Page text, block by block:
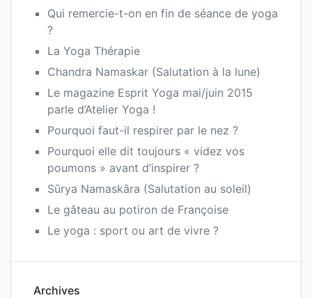
Qui remercie-t-on en fin de séance de yoga
?
La Yoga Thérapie
Chandra Namaskar (Salutation à la lune)
Le magazine Esprit Yoga mai/juin 2015
parle d’Atelier Yoga !
Pourquoi faut-il respirer par le nez ?
Pourquoi elle dit toujours « videz vos
poumons » avant d’inspirer ?
Sūrya Namaskāra (Salutation au soleil)
Le gâteau au potiron de Françoise
Le yoga : sport ou art de vivre ?
Archives